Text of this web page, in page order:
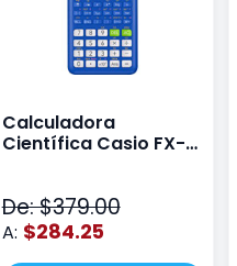
Calculadora
Científica Casio FX-
De: $379.00
A: $284.25